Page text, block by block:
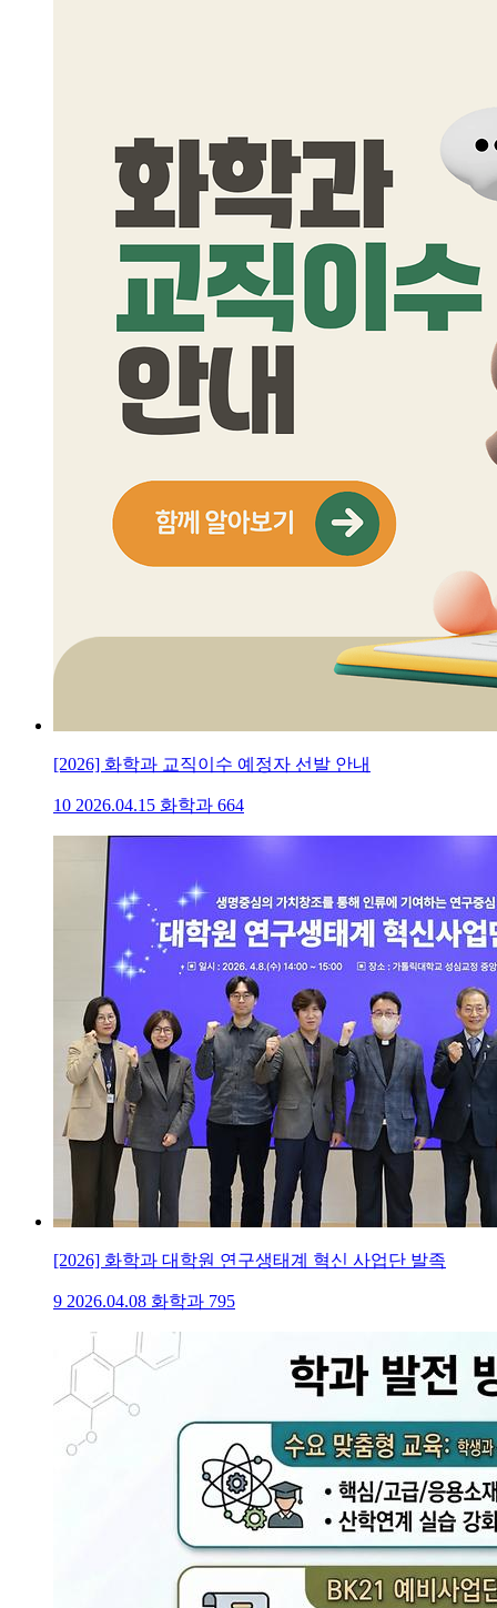
[2026] 화학과 교직이수 예정자 선발 안내
10 2026.04.15 화학과 664
[2026] 화학과 대학원 연구생태계 혁신 사업단 발족
9 2026.04.08 화학과 795